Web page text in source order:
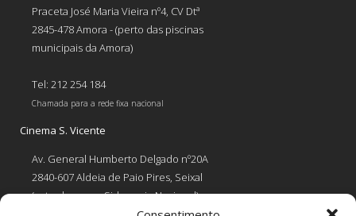
Praceta José Maria Vieira nº4, CV Dtª
2845-478 Amora - (perto das piscinas
municipais da Amora)
Tel: 212 254 184
Chamada para a rede fixa nacional
Cinema S. Vicente
Av. General Humberto Delgado nº20A
2840-607 Aldeia de Paio Pires, Seixal
(estrada para a Siderurgia Nacional)